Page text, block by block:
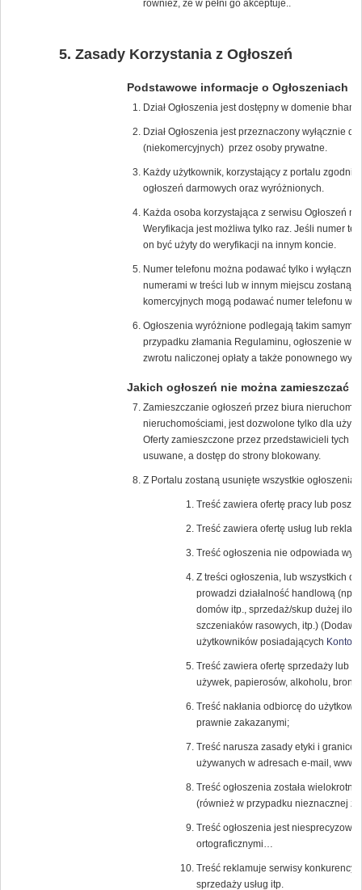
również, że w pełni go akceptuje..
Zasady Korzystania z Ogłoszeń
Podstawowe informacje o Ogłoszeniach
Dział Ogłoszenia jest dostępny w domenie
Dział Ogłoszenia jest przeznaczony wyłącznie
(niekomercyjnych) przez osoby prywatne.
Każdy użytkownik, korzystający z portalu
ogłoszeń darmowych oraz wyróżnionych.
Każda osoba korzystająca z serwisu Ogłoszeń
Weryfikacja jest możliwa tylko raz. Jeśli numer
on być użyty do weryfikacji na innym koncie.
Numer telefonu można podawać tylko i
numerami w treści lub w innym miejscu zostaną
komercyjnych mogą podawać numer telefonu w
Ogłoszenia wyróżnione podlegają takim samym
przypadku złamania Regulaminu, ogłoszenie
zwrotu naliczonej opłaty a także ponownego
Jakich ogłoszeń nie można zamieszczać
Zamieszczanie ogłoszeń przez biura
nieruchomościami, jest dozwolone tylko dla
Oferty zamieszczone przez przedstawicieli tych
usuwane, a dostęp do strony blokowany.
Z Portalu zostaną usunięte wszystkie ogłoszenia,
Treść zawiera ofertę pracy lub
Treść zawiera ofertę usług lub
Treść ogłoszenia nie odpowiada
Z treści ogłoszenia, lub wszystkich
prowadzi działalność handlową
domów itp., sprzedaż/skup dużej
szczeniaków rasowych, itp.)
użytkowników posiadających Konto
Treść zawiera ofertę sprzedaży lub
używek, papierosów, alkoholu, broni
Treść nakłania odbiorcę do
prawnie zakazanymi;
Treść narusza zasady etyki i granice
używanych w adresach e-mail, www
Treść ogłoszenia została
(również w przypadku nieznacznej
Treść ogłoszenia jest
ortograficznymi…
Treść reklamuje serwisy
sprzedaży usług itp.